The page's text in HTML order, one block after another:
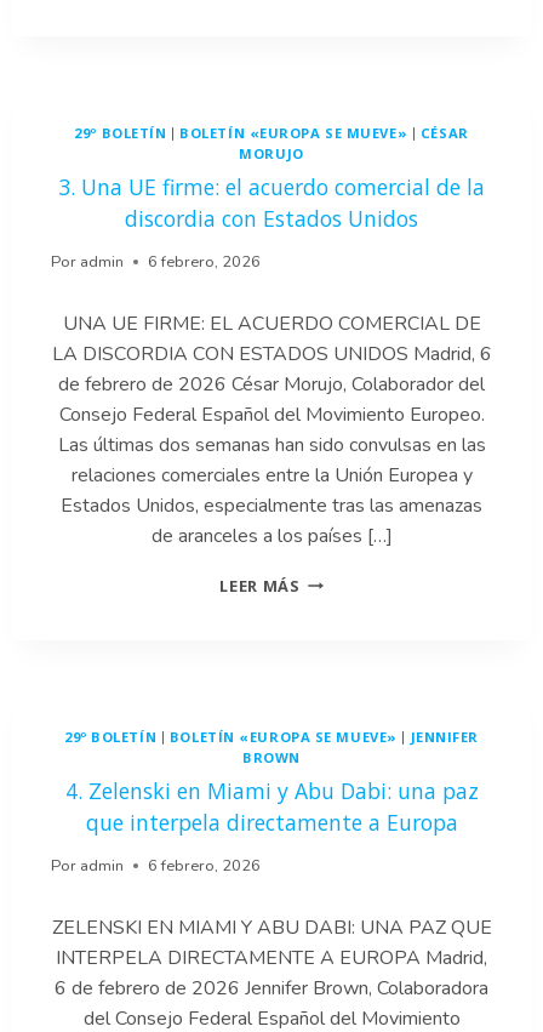
NUEVA
DELHI:
UN
ACUERDO
QUE
MUNDIAL.
29º BOLETÍN | BOLETÍN «EUROPA SE MUEVE» | CÉSAR
MORUJO
3. Una UE firme: el acuerdo comercial de la
discordia con Estados Unidos
Por admin 6 febrero, 2026
UNA UE FIRME: EL ACUERDO COMERCIAL DE
LA DISCORDIA CON ESTADOS UNIDOS Madrid, 6
de febrero de 2026 César Morujo, Colaborador del
Consejo Federal Español del Movimiento Europeo.
Las últimas dos semanas han sido convulsas en las
relaciones comerciales entre la Unión Europea y
Estados Unidos, especialmente tras las amenazas
de aranceles a los países […]
LEER MÁS 3.
DE
DISCORDIA
ESTADOS
29º BOLETÍN BOLETÍN «EUROPA SE MUEVE»
JENNIFER
BROWN
4. Zelenski en Miami y Abu Dabi: una paz
que interpela directamente a Europa
Por admin 6 febrero, 2026
ZELENSKI EN MIAMI Y ABU DABI: UNA PAZ QUE
INTERPELA DIRECTAMENTE A EUROPA Madrid,
6 de febrero de 2026 Jennifer Brown, Colaboradora
del Consejo Federal Español del Movimiento